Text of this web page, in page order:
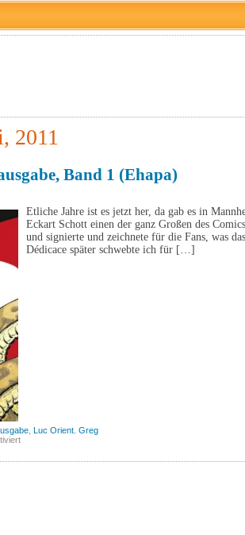
2011
Band 1 (Ehapa)
Etliche Jahre ist es jetzt her, da gab es in
Eckart Schott einen der ganz Großen des
und signierte und zeichnete für die Fans, was
Dédicace später schwebte ich für […]
Luc Orient. Greg
für